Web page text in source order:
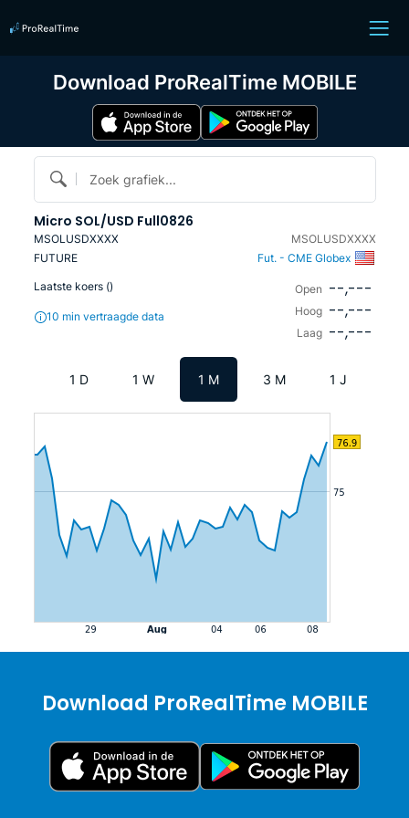
Zoek grafiek...
Micro SOL/USD Full0826
MSOLUSDXXXX
MSOLUSDXXXX
FUTURE
Fut. - CME Globex
Laatste koers ()
10 min vertraagde data
Open --,---
Hoog --,---
Laag --,---
1 D 1 W 1 M 3 M 1 J
Download ProRealTime MOBILE
Download ProRealTime MOBILE